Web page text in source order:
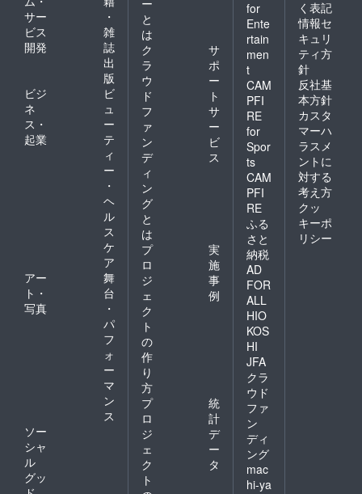
サー
ビス
開発
・
雑
誌
出
版
ビジ
ネ
ス・
起業
ビ
ュ
ー
テ
ィ
ー
・
ヘ
ル
ス
ケ
ア
アー
ト・
写真
舞
台
・
パ
フ
ォ
ー
マ
ン
ス
ソー
シャ
ル
グッ
ー
と
は
ク
ラ
ウ
ド
フ
ァ
ン
デ
ィ
ン
グ
と
は
サ
ポ
ー
ト
サ
ー
ビ
ス
プ
ロ
ジ
ェ
ク
ト
の
作
り
方
実
施
事
例
プ
ロ
ジ
ェ
ク
ト
統
計
デ
ー
タ
for
Ente
rtain
men
t
CAM
PFI
RE
for
Spor
ts
CAM
PFI
RE
ふる
さと
納税
AD
FOR
ALL
HIO
KOS
HI
JFA
クラ
ウド
ファ
ン
ディ
ング
mac
hi-ya
く表記
情報セ
キュリ
ティ方
針
反社基
本方針
カスタ
マーハ
ラスメ
ントに
対する
考え方
クッ
キーポ
リシー